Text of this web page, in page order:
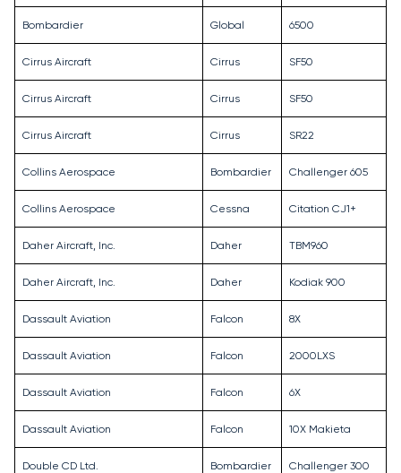
Bombardier Global 6500
Cirrus Aircraft Cirrus SF50
Cirrus Aircraft Cirrus SF50
Cirrus Aircraft Cirrus SR22
Collins Aerospace Bombardier Challenger 605
Collins Aerospace Cessna Citation CJ1+
Daher Aircraft, Inc. Daher TBM960
Daher Aircraft, Inc. Daher Kodiak 900
Dassault Aviation Falcon 8X
Dassault Aviation Falcon 2000LXS
Dassault Aviation Falcon 6X
Dassault Aviation Falcon 10X Makieta
Double CD Ltd. Bombardier Challenger 300